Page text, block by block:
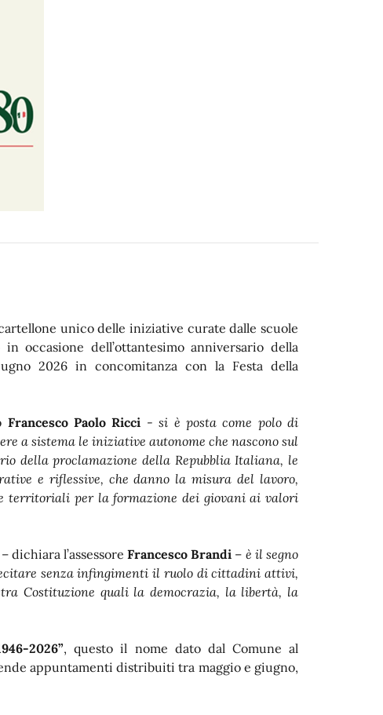
unico delle iniziative curate dalle scuole
occasione dell’ottantesimo anniversario della
2026 in concomitanza con la Festa della
Francesco Paolo Ricci -si è posta come polo di
a sistema le iniziative autonome che nascono sul
della proclamazione della Repubblia Italiana, le
e riflessive, che danno la misura del lavoro,
territoriali per la formazione dei giovani ai valori
– dichiara l’assessoreFrancesco Brandi – è il segno
senza infingimenti il ruolo di cittadini attivi,
Costituzione quali la democrazia, la libertà, la
2026”, questo il nome dato dal Comune al
appuntamenti distribuiti tra maggio e giugno,